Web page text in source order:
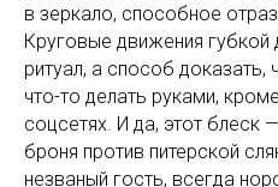
в зеркало, способное
Круговые движения
ритуал, а способ
что-то делать руками,
соцсетях. И да, этот блеск
броня против питерской
незваный гость, всегда